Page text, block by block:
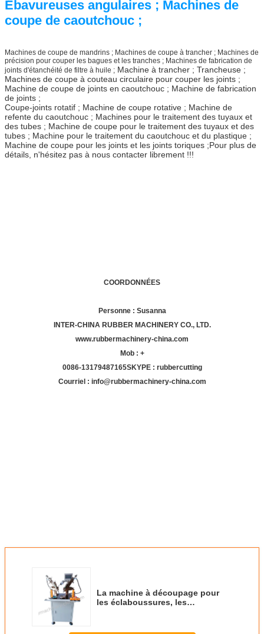
Ébavureuses angulaires ; Machines de
coupe de caoutchouc ;
Machines de coupe de mandrins ; Machines de coupe à trancher ; Machines de
précision pour couper les bagues et les tranches ; Machines de fabrication de
joints d'étanchéité de filtre à huile ; Machine à trancher ; Trancheuse ;
Machines de coupe à couteau circulaire pour couper les joints ;
Machine de coupe de joints en caoutchouc ; Machine de fabrication
de joints ;
Coupe-joints rotatif ; Machine de coupe rotative ; Machine de
refente du caoutchouc ; Machines pour le traitement des tuyaux et
des tubes ; Machine de coupe pour le traitement des tuyaux et des
tubes ; Machine pour le traitement du caoutchouc et du plastique ;
Machine de coupe pour les joints et les joints toriques ;Pour plus de
détails, n'hésitez pas à nous contacter librement !!!
COORDONNÉES
Personne : Susanna
INTER-CHINA RUBBER MACHINERY CO., LTD.
www.rubbermachinery-china.com
Mob : +
0086-13179487165SKYPE : rubbercutting
Courriel : info@rubbermachinery-china.com
La machine à découpage pour
les éclaboussures, les
pour les éclaboussures, les